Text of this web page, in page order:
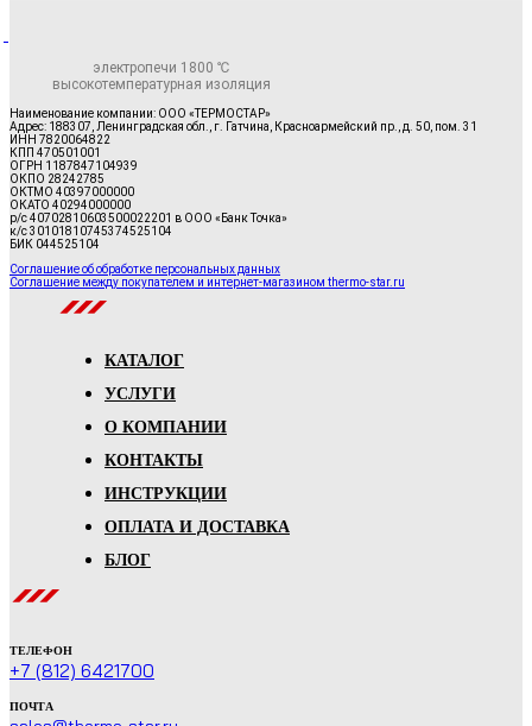
электропечи 1800 ℃
высокотемпературная изоляция
Наименование компании: ООО «ТЕРМОСТАР»
Адрес: 188307, Ленинградская обл., г. Гатчина, Красноармейский пр., д. 50, пом. 31
ИНН 7820064822
КПП 470501001
ОГРН 1187847104939
ОКПО 28242785
ОКТМО 40397000000
ОКАТО 40294000000
р/с 40702810603500022201 в ООО «Банк Точка»
к/с 30101810745374525104
БИК 044525104
Соглашение об обработке персональных данных
Соглашение между покупателем и интернет-магазином thermo-star.ru
КАТАЛОГ
УСЛУГИ
О КОМПАНИИ
КОНТАКТЫ
ИНСТРУКЦИИ
ОПЛАТА И ДОСТАВКА
БЛОГ
ТЕЛЕФОН
+7 (812) 6421700
ПОЧТА